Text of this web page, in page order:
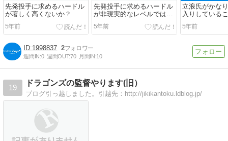
先発投手に求めるハードル
が著しく高くないか？
5年前
先発投手に求めるハードル
が非現実的なレベルではな
いか？
5年前
立浪氏がかな
入りしている
の打撃をどう
重要な問題
5年前
1998837 2
週間IN:0 週間OUT:70 月間IN:10
19
ドラゴンズの監督やります(旧）
ブログ引っ越しました。引越先：http://jikikantoku.ldblog.jp/